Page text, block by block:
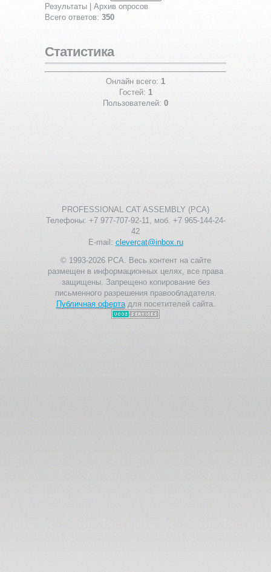
Результаты
Архив опросов
Всего ответов: 350
Статистика
Онлайн всего: 1
Гостей: 1
Пользователей: 0
PROFESSIONAL CAT ASSEMBLY (PCA)
Телефоны: +7 977-707-92-11, моб. +7 965-144-24-
42
E-mail: clevercat@inbox.ru
© 1993-2026 PCA. Весь контент на сайте
размещен в информационных целях, все права
защищены. Запрещено копирование без
письменного разрешения правообладателя.
Публичная офертадля посетителей сайта.